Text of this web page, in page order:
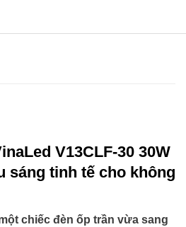
V13CLF-30 30W
sáng tinh tế cho không
chiếc đèn ốp trần vừa sang